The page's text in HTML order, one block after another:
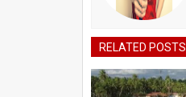
RELATED POSTS